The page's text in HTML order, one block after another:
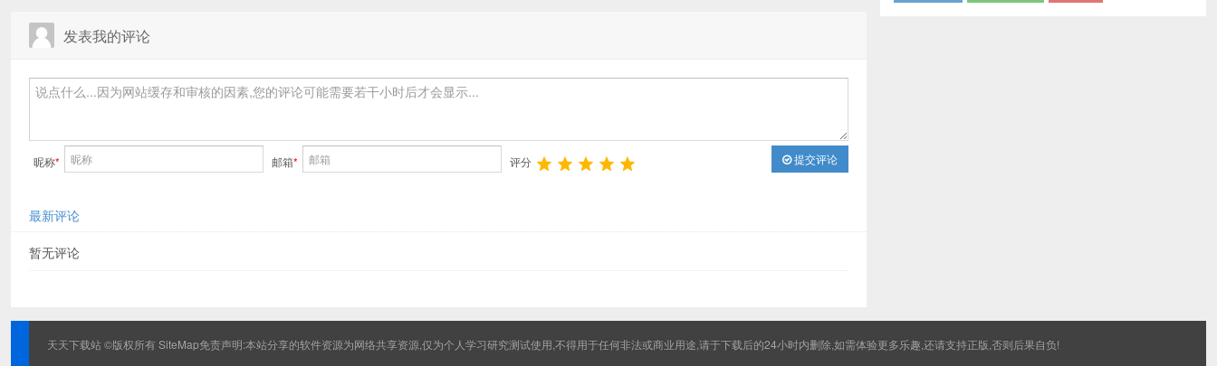
发表我的评论
昵称* 邮箱* 评分 提交评论
最新评论
暂无评论
天天下载站 ©版权所有SiteMap免责声明:本站分享的软件资源为网络共享资源,仅为个人学习研究测试使用,不得用于任何非法或商业用途,请于下载后的24小时内删除,如需体验更多乐趣,还请支持正版,否则后果自负!